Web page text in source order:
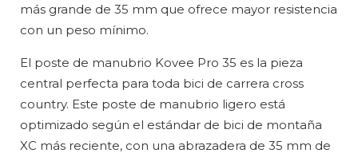
más grande de 35 mm que ofrece mayor resistencia
con un peso mínimo.
El poste de manubrio Kovee Pro 35 es la pieza
central perfecta para toda bici de carrera cross
country. Este poste de manubrio ligero está
optimizado según el estándar de bici de montaña
XC más reciente, con una abrazadera de 35 mm de